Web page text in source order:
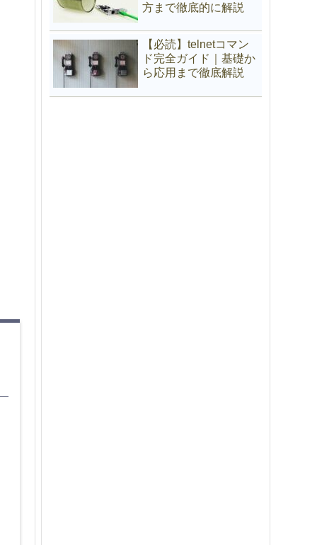
方まで徹底的に解説
【必読】telnetコマン
ド完全ガイド｜基礎か
ら応用まで徹底解説